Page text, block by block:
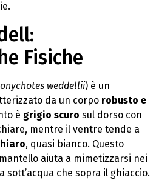
Fisiche
weddellii) è un
da un corpo robusto e
è grigio scuro sul dorso con
mentre il ventre tende a
, quasi bianco. Questo
aiuta a mimetizzarsi nei
che sopra il ghiaccio.